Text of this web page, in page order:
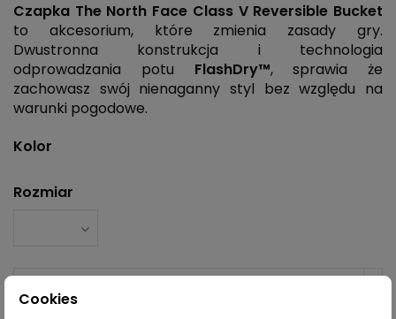
Czapka The North Face Class V Reversible Bucket
to akcesorium, które zmienia zasady gry.
Dwustronna konstrukcja i technologia
odprowadzania potu FlashDry™, sprawia że
zachowasz swój nienaganny styl bez względu na
warunki pogodowe.
Kolor
Rozmiar
Cookies